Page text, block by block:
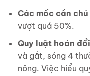
Các mốc cần chú
vượt quá 50%.
Quy luật hoán
và gắt, sóng 4
nông. Việc hiểu